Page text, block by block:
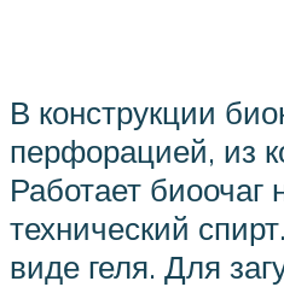
В конструкции
перфорацией, из
Работает
технический
виде геля. Для